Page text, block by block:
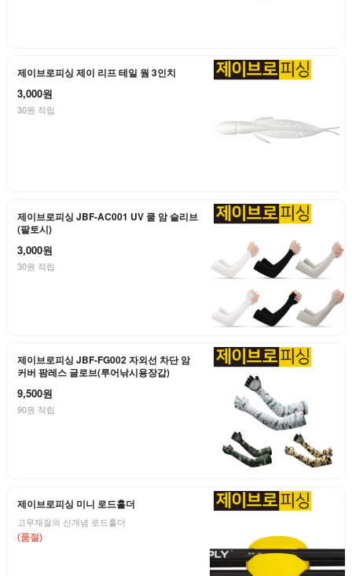
제이브로피싱 제이 리프 테일 웜 3인치
3,000원
30원 적립
제이브로피싱 JBF-AC001 UV 쿨 암 슬리브
(팔토시)
3,000원
30원 적립
제이브로피싱 JBF-FG002 자외선 차단 암
커버 팜레스 글로브(루어낚시용장갑)
9,500원
90원 적립
제이브로피싱 미니 로드홀더
고무재질의 신개념 로드홀더
(품절)